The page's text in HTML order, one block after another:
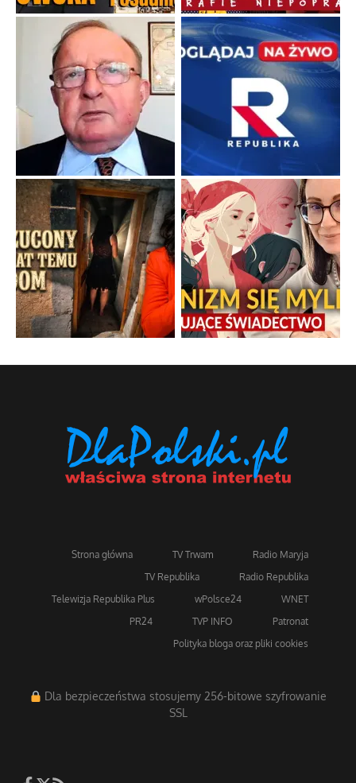
Strona główna TV Trwam
Radio Maryja
TV Republika
Radio Republika
Telewizja Republika Plus
wPolsce24
WNET
PR24
TVP INFO
Patronat
Polityka bloga oraz pliki cookies
Dla bezpieczeństwa stosujemy 256-bitowe szyfrowanie
SSL